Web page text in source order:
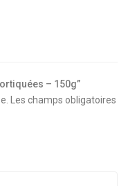
– 150g”
Les champs obligatoires